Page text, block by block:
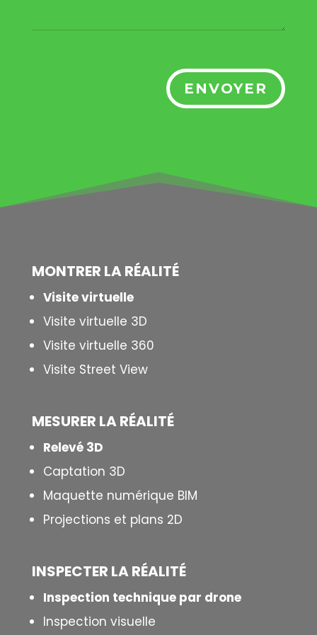
ENVOYER
MONTRER LARÉALITÉ
Visite virtuelle
Visite virtuelle 3D
Visite virtuelle 360
Visite Street View
MESURER LARÉALITÉ
Relevé 3D
Captation 3D
Maquette numérique BIM
Projections et plans 2D
INSPECTER LA RÉALITÉ
Inspection technique par drone
Inspection visuelle